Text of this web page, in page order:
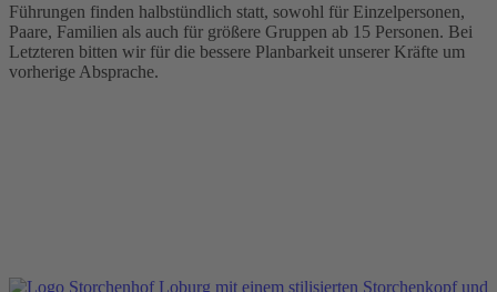
Führungen finden halbstündlich statt, sowohl für Einzelpersonen,
Paare, Familien als auch für größere Gruppen ab 15 Personen. Bei
Letzteren bitten wir für die bessere Planbarkeit unserer Kräfte um
vorherige Absprache.